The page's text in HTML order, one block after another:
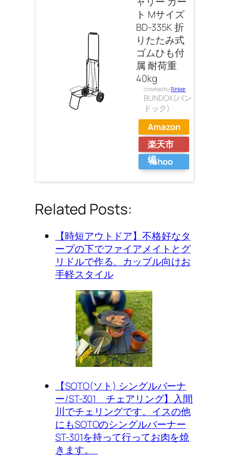
ト Mサイズ
BD-335K 折
りたたみ式
ゴムひも付
属 耐荷重
40kg
created byRinker
BUNDOK(バン
ドック)
Amazon
楽天市
場
Yahoo
Related Posts:
【時短アウトドア】不格好なタ
ープの下でファイアメイトとグ
リドルで作る、カップル向けお
手軽スタイル
【SOTO(ソト) シングルバーナ
ー/ST-301 チェアリング】入間
川でチェリングです。イスの他
にもSOTOのシングルバーナー
ST-301を持って行ってお肉を焼
きます。